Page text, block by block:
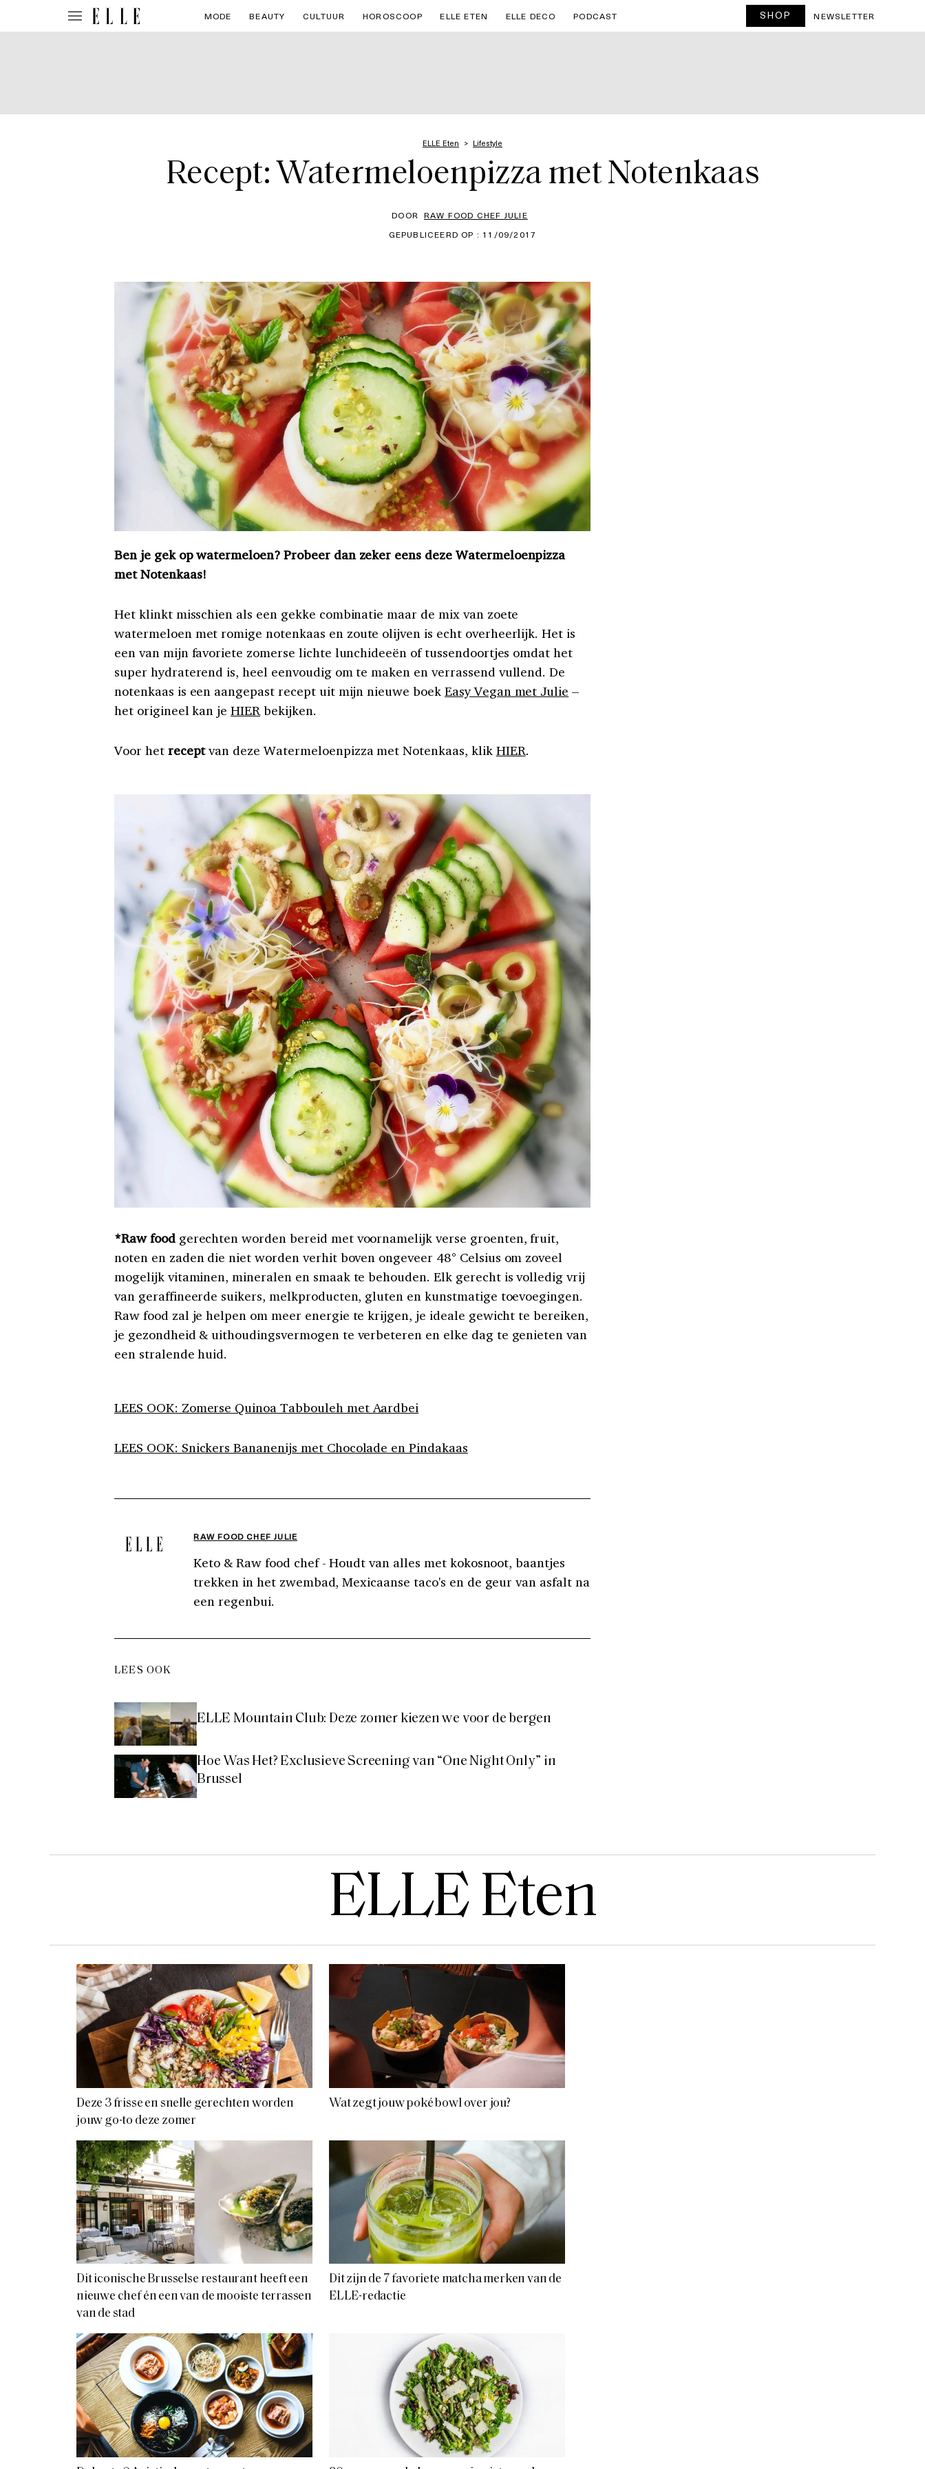
MODE BEAUTY CULTUUR HOROSCOOP ELLE ETEN ELLE DECO PODCAST SHOP NEWSLETTER
ELLE Eten Lifestyle
Recept: Watermeloenpizza met Notenkaas
DOOR RAW FOOD CHEF JULIE
GEPUBLICEERD OP : 11/09/2017
Ben je gek op watermeloen? Probeer dan zeker eens deze Watermeloenpizza
met Notenkaas!
Het klinkt misschien als een gekke combinatie maar de mix van zoete
watermeloen met romige notenkaas en zoute olijven is echt overheerlijk. Het is
een van mijn favoriete zomerse lichte lunchideeën of tussendoortjes omdat het
super hydraterend is, heel eenvoudig om te maken en verrassend vullend. De
notenkaas is een aangepast recept uit mijn nieuwe boek Easy Vegan met Julie –
het origineel kan jeHIERbekijken.
Voor het receptvan deze Watermeloenpizza met Notenkaas, klik HIER.
*Raw foodgerechten worden bereid met voornamelijk verse groenten, fruit,
noten en zaden die niet worden verhit boven ongeveer 48° Celsius om zoveel
mogelijk vitaminen, mineralen en smaak te behouden. Elk gerecht is volledig vrij
van geraffineerde suikers, melkproducten, gluten en kunstmatige toevoegingen.
Raw food zal je helpen om meer energie te krijgen, je ideale gewicht te bereiken,
je gezondheid & uithoudingsvermogen te verbeteren en elke dag te genieten van
een stralende huid.
LEES OOK: Zomerse Quinoa Tabbouleh met Aardbei
LEES OOK: Snickers Bananenijs met Chocolade en Pindakaas
RAW FOOD CHEF JULIE
Keto & Raw food chef - Houdt van alles met kokosnoot, baantjes
trekken in het zwembad, Mexicaanse taco's en de geur van asfalt na
een regenbui.
LEES OOK
ELLE Mountain Club: Deze zomer kiezen we voor de bergen
Hoe Was Het? Exclusieve Screening van “One Night Only” in
Brussel
ELLE Eten
Deze 3 frisse en snelle gerechten worden
jouw go-to deze zomer
Wat zegt jouw poké bowl over jou?
Dit iconische Brusselse restaurant heeft een
nieuwe chef én een van de mooiste terrassen
van de stad
Dit zijn de 7 favoriete matcha merken van de
ELLE-redactie